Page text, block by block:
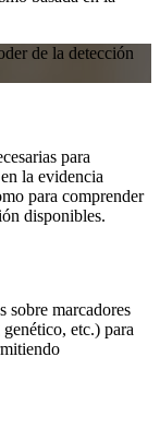
de la detección
para
la evidencia
para comprender
disponibles.
sobre marcadores
etc.) para